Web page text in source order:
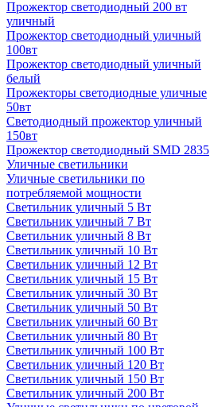
Прожектор светодиодный 200 вт
уличный
Прожектор светодиодный уличный
100вт
Прожектор светодиодный уличный
белый
Прожекторы светодиодные уличные
50вт
Светодиодный прожектор уличный
150вт
Прожектор светодиодный SMD 2835
Уличные светильники
Уличные светильники по
потребляемой мощности
Светильник уличный 5 Вт
Светильник уличный 7 Вт
Светильник уличный 8 Вт
Светильник уличный 10 Вт
Светильник уличный 12 Вт
Светильник уличный 15 Вт
Светильник уличный 30 Вт
Светильник уличный 50 Вт
Светильник уличный 60 Вт
Светильник уличный 80 Вт
Светильник уличный 100 Вт
Светильник уличный 120 Вт
Светильник уличный 150 Вт
Светильник уличный 200 Вт